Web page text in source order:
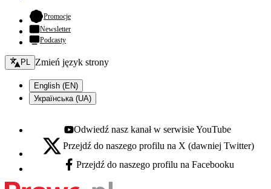
Promocje- otwiera się w nowej karcie
Newsletter
Podcasty
Zmień język - bieżący:
PL Zmień język strony
English (EN)
Українська (UA)
Youtube - otwiera się w nowej karcie
Odwiedź nasz kanał w serwisie YouTube
X - otwiera się w nowej karcie
Przejdź do naszego profilu na X (dawniej Twitter)
Facebook - otwiera się w nowej karcie
Przejdź do naszego profilu na Facebooku